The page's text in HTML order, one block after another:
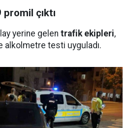
çıktı
yerine gelen trafik ekipleri,
alkolmetre testi uyguladı.